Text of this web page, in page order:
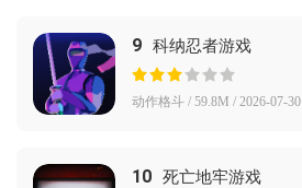
9 科纳忍者游戏
动作格斗 / 59.8M / 2026-07-30
10 死亡地牢游戏